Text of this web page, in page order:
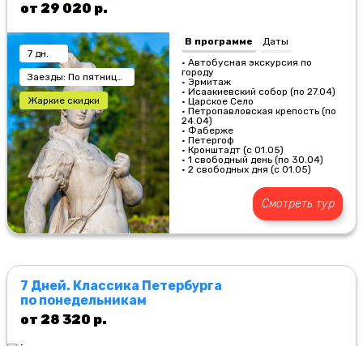
от 29 020 р.
7 дн.
Заезды: По пятницам
Жаркие скидки
В программе
Даты
• Автобусная экскурсия по
городу
• Эрмитаж
• Исаакиевский собор (по 27.04)
• Царское Село
• Петропавловская крепость (по
24.04)
• Фаберже
• Петергоф
• Кронштадт (с 01.05)
• 1 свободный день (по 30.04)
• 2 свободных дня (с 01.05)
Смотреть тур
7 Дней. Классика Петербурга
по понедельникам
от 28 320 р.